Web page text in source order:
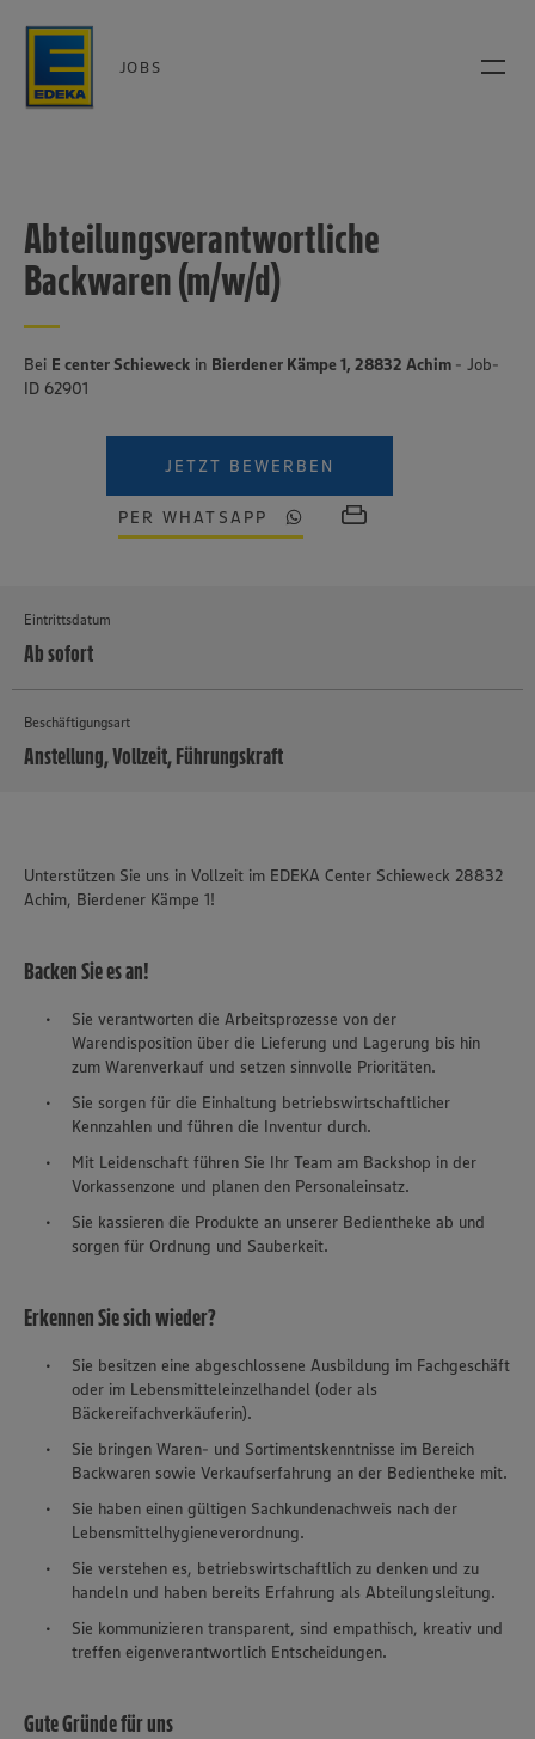
JOBS
Abteilungsverantwortliche
Backwaren (m/w/d)
Bei E center Schieweck in Bierdener Kämpe 1, 28832 Achim - Job-
ID 62901
JETZT BEWERBEN
PER WHATSAPP
Eintrittsdatum
Ab sofort
Beschäftigungsart
Anstellung, Vollzeit, Führungskraft
Unterstützen Sie uns in Vollzeit im EDEKA Center Schieweck 28832
Achim, Bierdener Kämpe 1!
Backen Sie es an!
Sie verantworten die Arbeitsprozesse von der
Warendisposition über die Lieferung und Lagerung bis hin
zum Warenverkauf und setzen sinnvolle Prioritäten.
Sie sorgen für die Einhaltung betriebswirtschaftlicher
Kennzahlen und führen die Inventur durch.
Mit Leidenschaft führen Sie Ihr Team am Backshop in der
Vorkassenzone und planen den Personaleinsatz.
Sie kassieren die Produkte an unserer Bedientheke ab und
sorgen für Ordnung und Sauberkeit.
Erkennen Sie sich wieder?
Sie besitzen eine abgeschlossene Ausbildung im Fachgeschäft
oder im Lebensmitteleinzelhandel (oder als
Bäckereifachverkäuferin).
Sie bringen Waren- und Sortimentskenntnisse im Bereich
Backwaren sowie Verkaufserfahrung an der Bedientheke mit.
Sie haben einen gültigen Sachkundenachweis nach der
Lebensmittelhygieneverordnung.
Sie verstehen es, betriebswirtschaftlich zu denken und zu
handeln und haben bereits Erfahrung als Abteilungsleitung.
Sie kommunizieren transparent, sind empathisch, kreativ und
treffen eigenverantwortlich Entscheidungen.
Gute Gründe für uns